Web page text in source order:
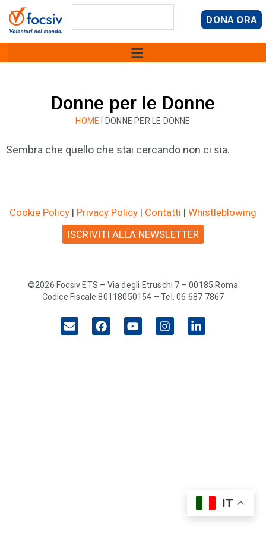
DONA ORA
Donne per le Donne
HOME DONNE PER LE DONNE
Sembra che quello che stai cercando non ci sia.
Cookie Policy | Privacy Policy | Contatti | Whistleblowing
ISCRIVITI ALLA NEWSLETTER
©2026 Focsiv ETS – Via degli Etruschi 7 – 00185 Roma
Codice Fiscale 80118050154 – Tel. 06 687 7867
IT